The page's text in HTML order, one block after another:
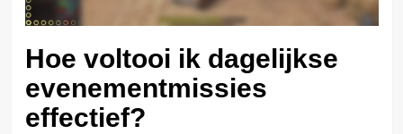
Hoe voltooi ik dagelijkse
evenementmissies
effectief?